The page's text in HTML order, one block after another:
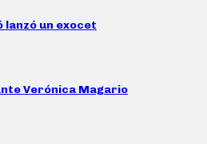
lanzó un exocet
Verónica Magario